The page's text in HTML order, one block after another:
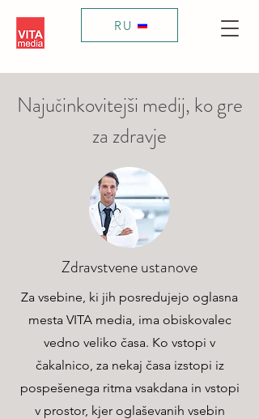
RU
Najučinkovitejši medij, ko gre
za zdravje
Zdravstvene ustanove
Za vsebine, ki jih posredujejo oglasna
mesta VITA media, ima obiskovalec
vedno veliko časa. Ko vstopi v
čakalnico, za nekaj časa izstopi iz
pospešenega ritma vsakdana in vstopi
v prostor, kjer oglaševanih vsebin